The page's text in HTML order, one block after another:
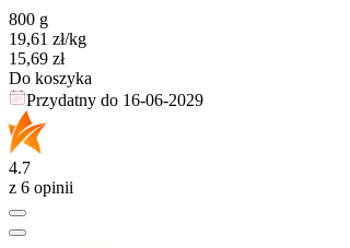
800 g
19,61 zł/kg
Cena
15,69 zł
Do koszyka
Przydatny do 16-06-2029
4.7
z 6 opinii